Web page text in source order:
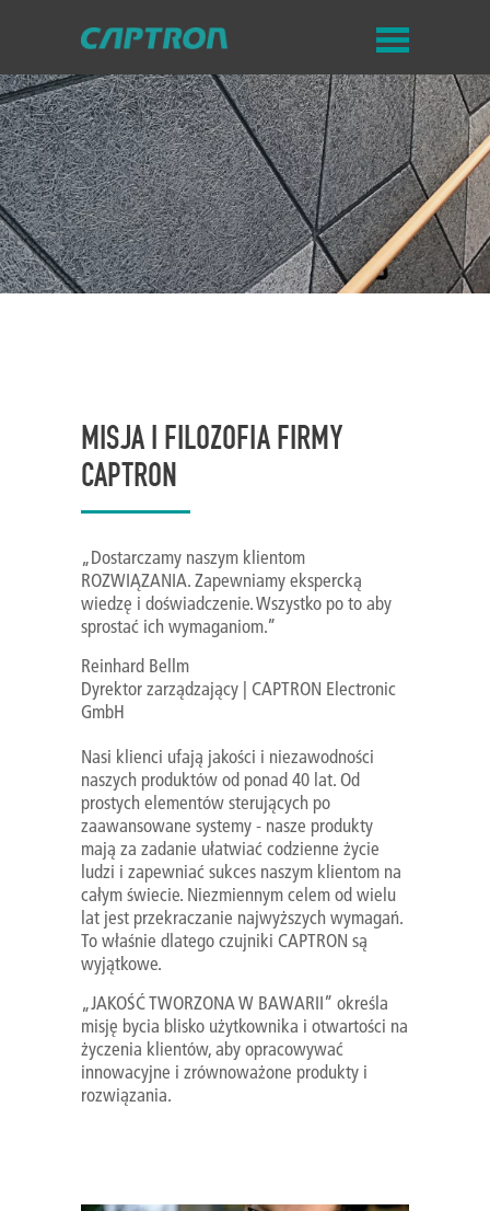
MISJA I FILOZOFIA FIRMY
CAPTRON
„Dostarczamy naszym klientom
ROZWIĄZANIA. Zapewniamy ekspercką
wiedzę i doświadczenie. Wszystko po to aby
sprostać ich wymaganiom.”
Reinhard Bellm
Dyrektor zarządzający | CAPTRON Electronic
GmbH
Nasi klienci ufają jakości i niezawodności
naszych produktów od ponad 40 lat. Od
prostych elementów sterujących po
zaawansowane systemy - nasze produkty
mają za zadanie ułatwiać codzienne życie
ludzi i zapewniać sukces naszym klientom na
całym świecie. Niezmiennym celem od wielu
lat jest przekraczanie najwyższych wymagań.
To właśnie dlatego czujniki CAPTRON są
wyjątkowe.
„JAKOŚĆ TWORZONA W BAWARII” określa
misję bycia blisko użytkownika i otwartości na
życzenia klientów, aby opracowywać
innowacyjne i zrównoważone produkty i
rozwiązania.